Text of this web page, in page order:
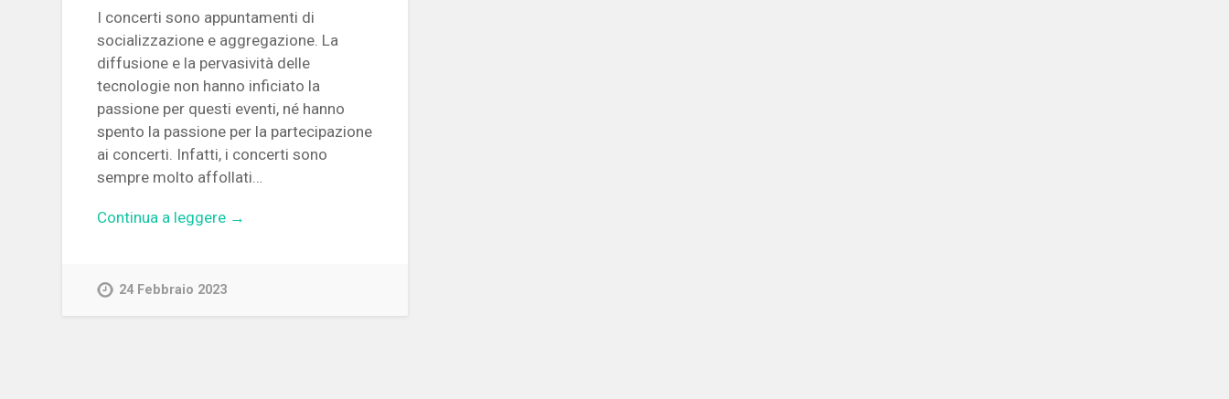
I concerti sono appuntamenti di
socializzazione e aggregazione. La
diffusione e la pervasività delle
tecnologie non hanno inficiato la
passione per questi eventi, né hanno
spento la passione per la partecipazione
ai concerti. Infatti, i concerti sono
sempre molto affollati…
Continua a leggere →
24 Febbraio 2023